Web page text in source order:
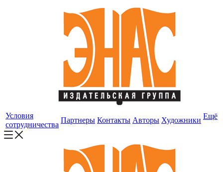
Условия
сотрудничества
Партнеры Контакты Авторы Художники Ещё